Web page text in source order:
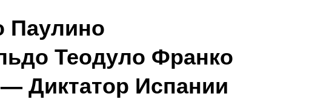
Паулино
Теодуло Франко
Диктатор Испании